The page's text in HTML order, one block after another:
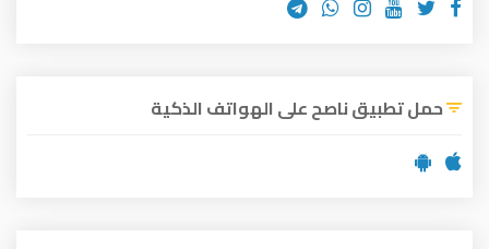
حمل تطبيق ناصح على الهواتف الذكية